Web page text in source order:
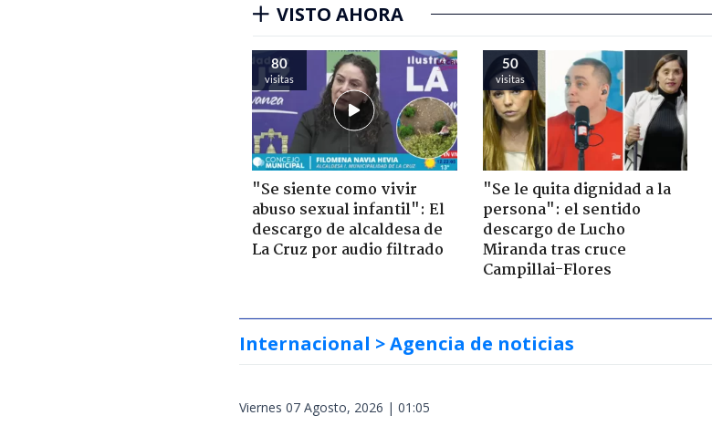
VISTO AHORA
80
visitas
"Se siente como vivir
abuso sexual infantil": El
descargo de alcaldesa de
La Cruz por audio filtrado
50
visitas
"Se le quita dignidad a la
persona": el sentido
descargo de Lucho
Miranda tras cruce
Campillai-Flores
Internacional > Agencia de noticias
Viernes 07 Agosto, 2026 | 01:05